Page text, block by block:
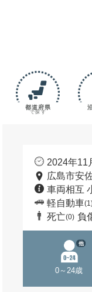
都道府県
で探す
2024年11
広島市安
車両相互
軽自動車
死亡(0) 負
0～24歳
他